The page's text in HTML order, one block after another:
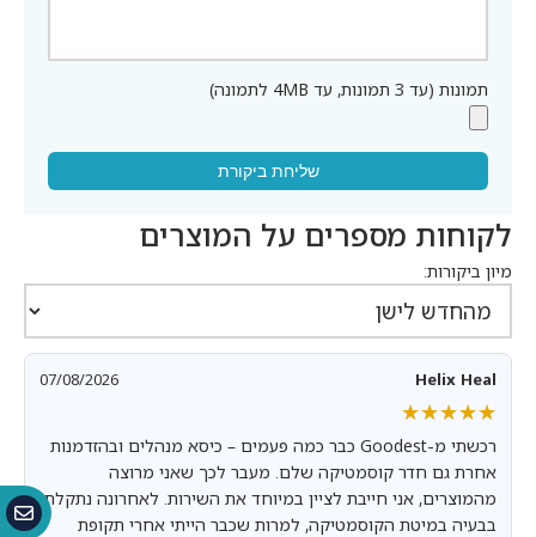
תמונות (עד 3 תמונות, עד 4MB לתמונה)
שליחת ביקורת
לקוחות מספרים על המוצרים
מיון ביקורות:
Helix Heal
07/08/2026
★★★★★
★★★★★
רכשתי מ-Goodest כבר כמה פעמים – כיסא מנהלים ובהזדמנות
אחרת גם חדר קוסמטיקה שלם. מעבר לכך שאני מרוצה
מהמוצרים, אני חייבת לציין במיוחד את השירות. לאחרונה נתקלתי
בבעיה במיטת הקוסמטיקה, למרות שכבר הייתי אחרי תקופת